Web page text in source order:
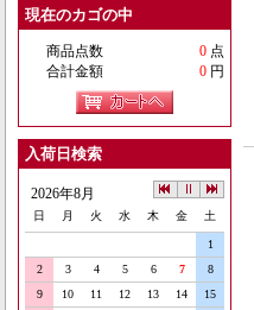
現在のカゴの中
商品点数 0 点
合計金額
0 円
入荷日検索
2026年8月
日 月 火 水 木 金 土
1
2
3 4 5 6 7
8
9
10 11 12 13 14
15